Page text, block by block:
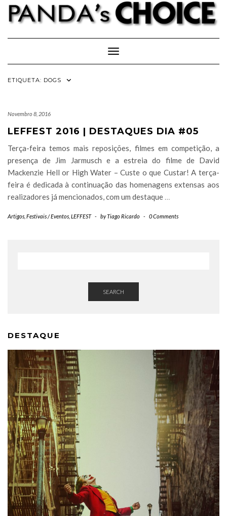
Skip
content
Toggle Navigation
ETIQUETA: DOGS
Novembro 8, 2016
LEFFEST 2016 | DESTAQUES DIA #05
Terça-feira temos mais reposições, filmes em competição, a
presença de Jim Jarmusch e a estreia do filme de David
Mackenzie Hell or High Water – Custe o que Custar! A terça-
feira é dedicada à continuação das homenagens extensas aos
realizadores já mencionados, com um destaque …
Artigos Festivais / Eventos LEFFEST - byTiago Ricardo - 0 Comments
SEARCH
DESTAQUE